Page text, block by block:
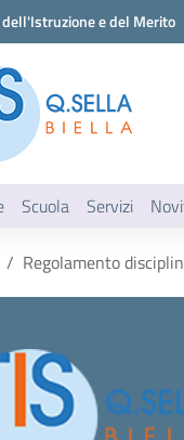
e del Merito
Scuola Servizi
Regolamento